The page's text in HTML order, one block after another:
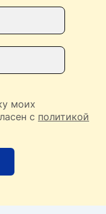
моих
с политикой